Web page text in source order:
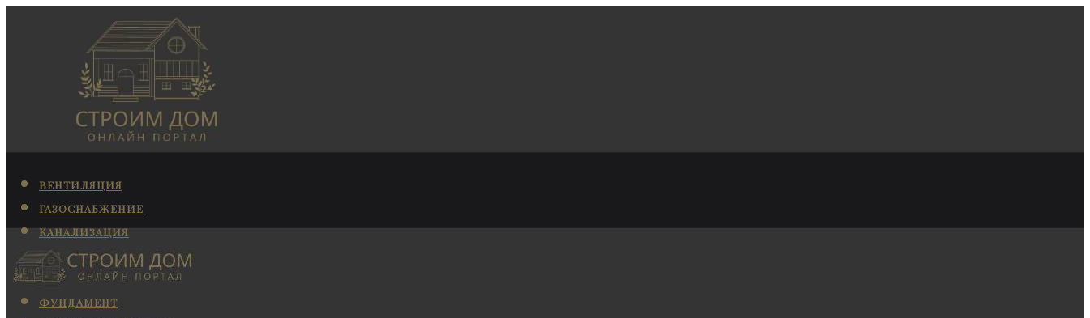
ВЕНТИЛЯЦИЯ
ГАЗОСНАБЖЕНИЕ
КАНАЛИЗАЦИЯ
КОНДИЦИОНИРОВАНИЕ
ОТОПЛЕНИЕ
ФУНДАМЕНТ